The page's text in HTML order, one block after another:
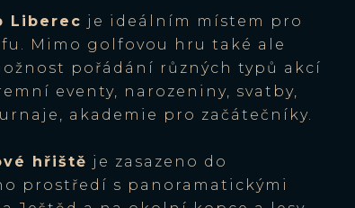
Liberec je ideálním místem pro
Mimo golfovou hru také ale
pořádání různých typů akcí
eventy, narozeniny, svatby,
akademie pro začátečníky.
hřiště je zasazeno do
prostředí s panoramatickými